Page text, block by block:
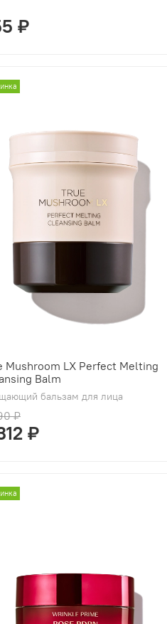
₽
Mushroom LX Perfect Melting
Balm
бальзам для лица
₽
₽